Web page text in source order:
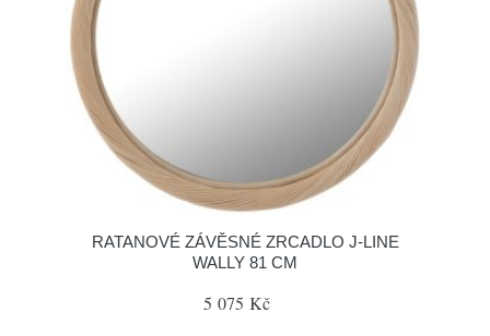
RATANOVÉ ZÁVĚSNÉ ZRCADLO J-LINE
WALLY 81 CM
5 075 Kč